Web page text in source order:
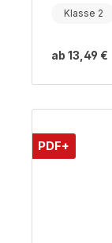
Klasse 2
ab 13,49 €
PDF+